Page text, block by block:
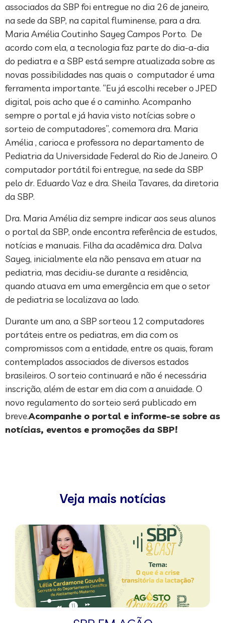
associados da SBP foi entregue no dia 26 de janeiro,
na sede da SBP, na capital fluminense, para a dra.
Maria Amélia Coutinho Sayeg Campos Porto. De
acordo com ela, a tecnologia faz parte do dia-a-dia
do pediatra e a SBP está sempre atualizada sobre as
novas possibilidades nas quais o computador é uma
ferramenta importante. “Eu já escolhi receber o JPED
digital, pois acho que é o caminho. Acompanho
sempre o portal e já havia visto notícias sobre o
sorteio de computadores”, comemora dra. Maria
Amélia , carioca e professora no departamento de
Pediatria da Universidade Federal do Rio de Janeiro. O
computador portátil foi entregue, na sede da SBP
pelo dr. Eduardo Vaz e dra. Sheila Tavares, da diretoria
da SBP.
Dra. Maria Amélia diz sempre indicar aos seus alunos
o portal da SBP, onde encontra referência de estudos,
notícias e manuais. Filha da acadêmica dra. Dalva
Sayeg, inicialmente ela não pensava em atuar na
pediatria, mas decidiu-se durante a residência,
quando atuava em uma emergência em que o setor
de pediatria se localizava ao lado.
Durante um ano, a SBP sorteou 12 computadores
portáteis entre os pediatras, em dia com os
compromissos com a entidade, entre os quais, foram
contemplados associados de diversos estados
brasileiros. O sorteio continuará e não é necessária
inscrição, além de estar em dia com a anuidade. O
novo regulamento do sorteio será publicado em
breve.Acompanhe o portal e informe-se sobre as
notícias, eventos e promoções da SBP!
Veja mais notícias